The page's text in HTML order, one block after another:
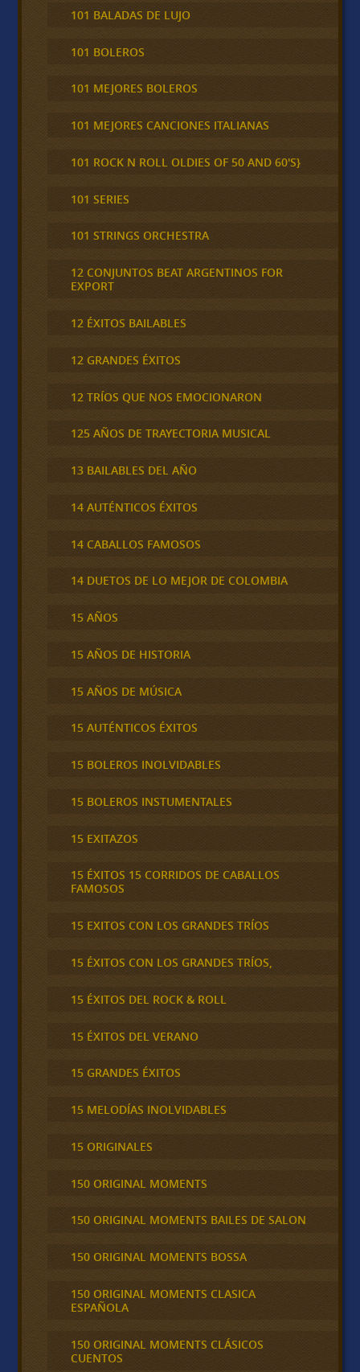
101 BALADAS DE LUJO
101 BOLEROS
101 MEJORES BOLEROS
101 MEJORES CANCIONES ITALIANAS
101 ROCK N ROLL OLDIES OF 50 AND 60'S}
101 SERIES
101 STRINGS ORCHESTRA
12 CONJUNTOS BEAT ARGENTINOS FOR
EXPORT
12 ÉXITOS BAILABLES
12 GRANDES ÉXITOS
12 TRÍOS QUE NOS EMOCIONARON
125 AÑOS DE TRAYECTORIA MUSICAL
13 BAILABLES DEL AÑO
14 AUTÉNTICOS ÉXITOS
14 CABALLOS FAMOSOS
14 DUETOS DE LO MEJOR DE COLOMBIA
15 AÑOS
15 AÑOS DE HISTORIA
15 AÑOS DE MÚSICA
15 AUTÉNTICOS ÉXITOS
15 BOLEROS INOLVIDABLES
15 BOLEROS INSTUMENTALES
15 EXITAZOS
15 ÉXITOS 15 CORRIDOS DE CABALLOS
FAMOSOS
15 EXITOS CON LOS GRANDES TRÍOS
15 ÉXITOS CON LOS GRANDES TRÍOS,
15 ÉXITOS DEL ROCK & ROLL
15 ÉXITOS DEL VERANO
15 GRANDES ÉXITOS
15 MELODÍAS INOLVIDABLES
15 ORIGINALES
150 ORIGINAL MOMENTS
150 ORIGINAL MOMENTS BAILES DE SALON
150 ORIGINAL MOMENTS BOSSA
150 ORIGINAL MOMENTS CLASICA
ESPAÑOLA
150 ORIGINAL MOMENTS CLÁSICOS
CUENTOS